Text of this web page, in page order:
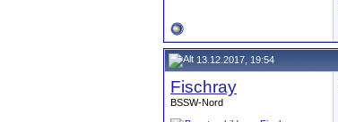
13.12.2017, 19:54
Fischray
BSSW-Nord